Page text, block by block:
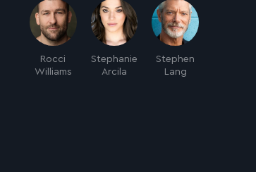
Rocci
Williams
Stephanie
Arcila
Stephen
Lang